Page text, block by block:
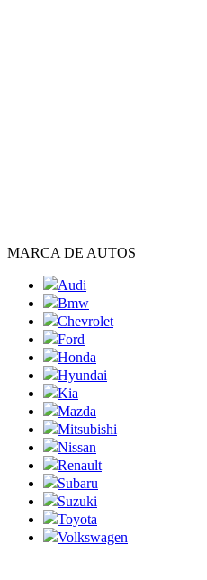
MARCA DE AUTOS
Audi
Bmw
Chevrolet
Ford
Honda
Hyundai
Kia
Mazda
Mitsubishi
Nissan
Renault
Subaru
Suzuki
Toyota
Volkswagen